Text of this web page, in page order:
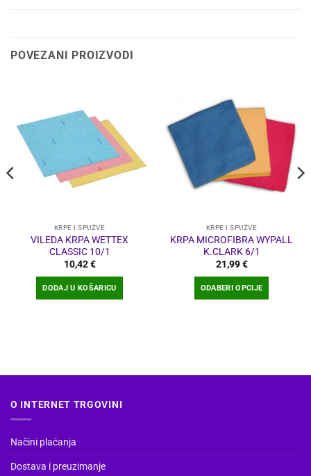
POVEZANI PROIZVODI
KRPE I SPUŽVE
VILEDA KRPA WETTEX
CLASSIC 10/1
10,42€
DODAJ U KOŠARICU
KRPE I SPUŽVE
KRPA MICROFIBRA WYPALL
K.CLARK 6/1
21,99€
ODABERI OPCIJE
Opcije
O INTERNET TRGOVINI
Načini plaćanja
Dostava i preuzimanje